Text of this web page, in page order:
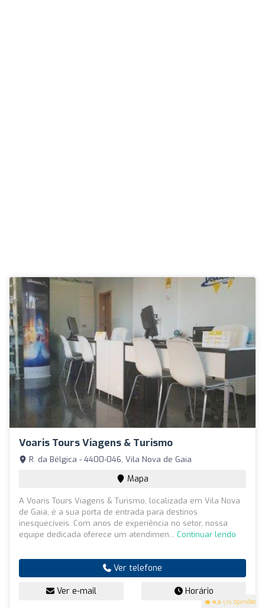
Voaris Tours Viagens & Turismo
4.5 (15 opiniões)
R. da Bélgica - 4400-046, Vila Nova de Gaia
Mapa
A Voaris Tours Viagens & Turismo, localizada em Vila Nova
de Gaia, é a sua porta de entrada para destinos
inesquecíveis. Com anos de experiência no setor, nossa
equipe dedicada oferece um atendimen... Continuar lendo
Ver telefone
Ver e-mail Horário